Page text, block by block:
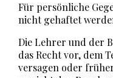
Für persönliche
nicht gehaftet
Die Lehrer und der
das Recht vor, dem
versagen oder